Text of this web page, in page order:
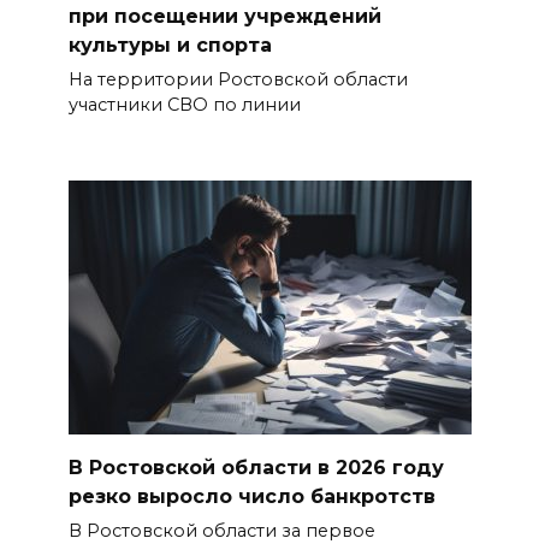
при посещении учреждений
культуры и спорта
На территории Ростовской области
участники СВО по линии
В Ростовской области в 2026 году
резко выросло число банкротств
В Ростовской области за первое